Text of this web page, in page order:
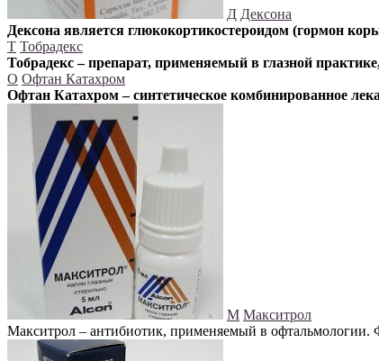
Д Дексона
Дексона является глюкокортикостероидом (гормон
Т Тобрадекс
Тобрадекс – препарат, применяемый в глазной
О Офтан Катахром
Офтан Катахром – синтетическое комбинированное
М Макситрол
Макситрол – антибиотик, применяемый в офтальмологии.